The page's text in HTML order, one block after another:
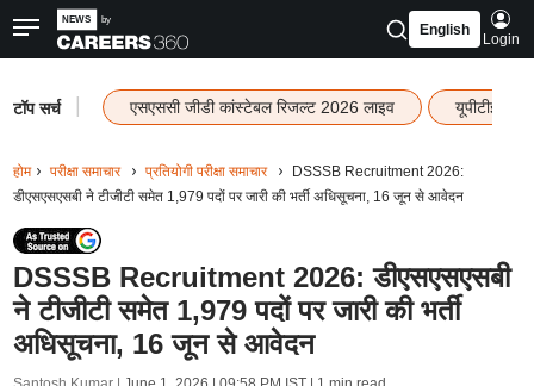
English
Login
टॉप सर्च एसएससी जीडी कांस्टेबल रिजल्ट 2026 लाइव यूपीटीईटी
होम परीक्षा समाचार प्रतियोगी परीक्षा समाचार
DSSSB Recruitment 2026:
डीएसएसएसबी ने टीजीटी समेत 1,979 पदों पर जारी की भर्ती अधिसूचना, 16 जून से आवेदन
DSSSB Recruitment 2026: डीएसएसएसबी
ने टीजीटी समेत 1,979 पदों पर जारी की भर्ती
अधिसूचना, 16 जून से आवेदन